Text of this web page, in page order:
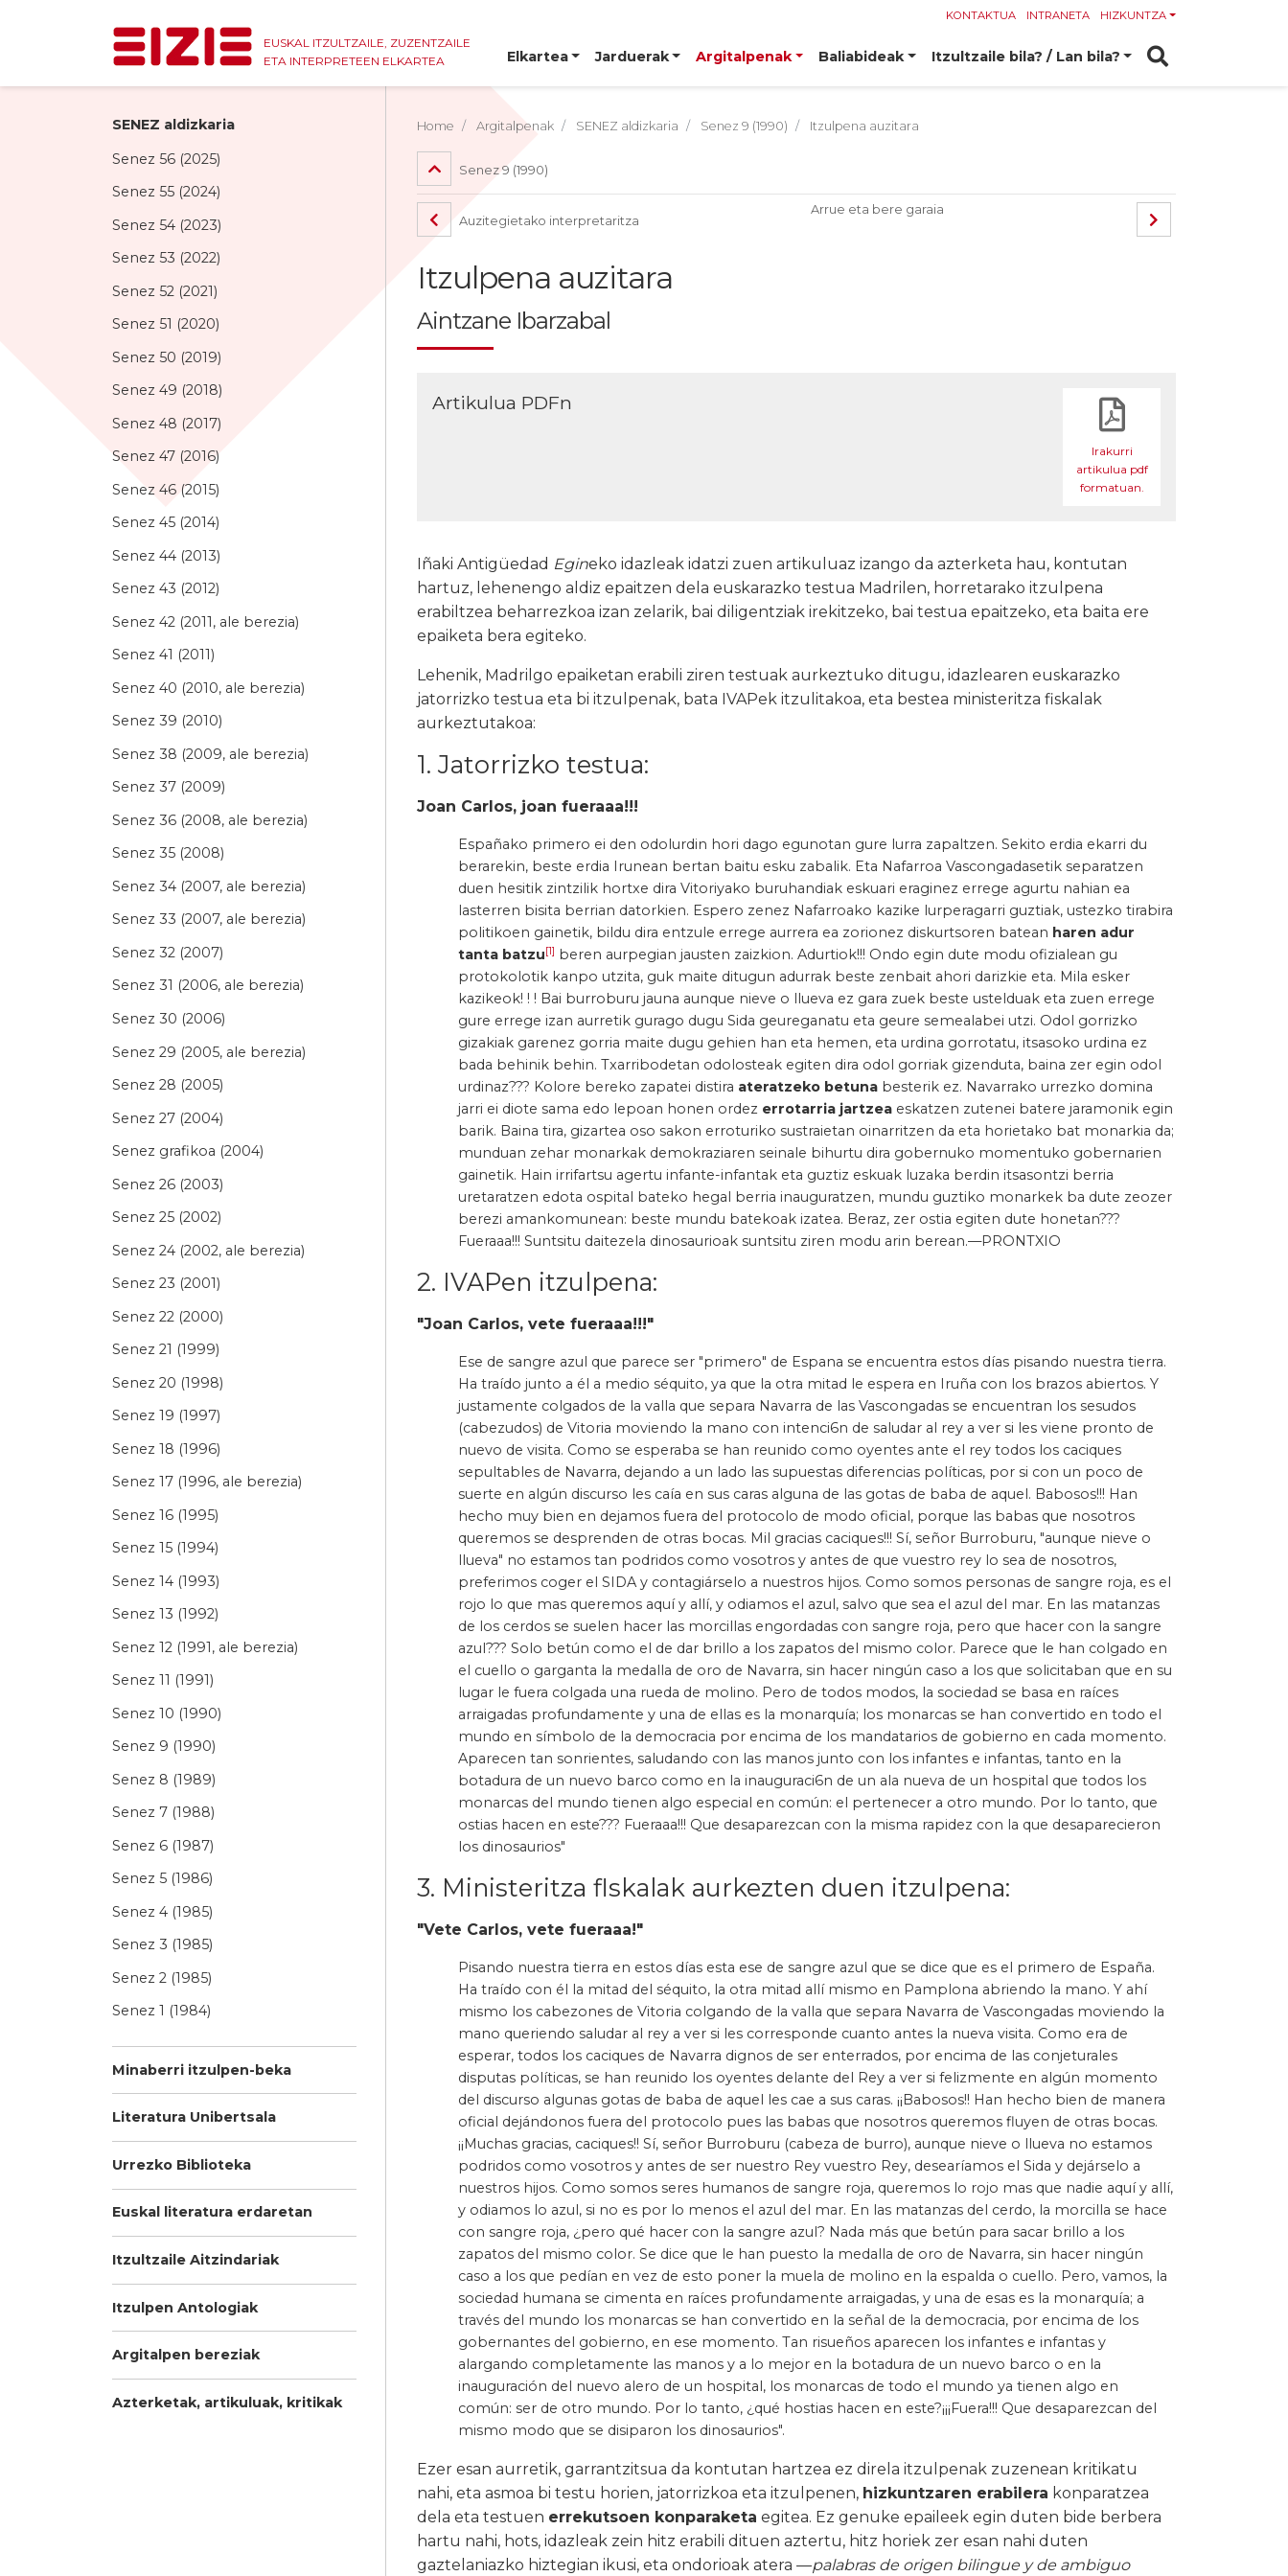
EUSKAL ITZULTZAILE, ZUZENTZAILE
ETA INTERPRETEEN ELKARTEA
KONTAKTUA INTRANETA HIZKUNTZA
Elkartea Jarduerak Argitalpenak Baliabideak Itzultzaile bila? / Lan bila?
SENEZ aldizkaria
Senez 56 (2025)
Senez 55 (2024)
Senez 54 (2023)
Senez 53 (2022)
Senez 52 (2021)
Senez 51 (2020)
Senez 50 (2019)
Senez 49 (2018)
Senez 48 (2017)
Senez 47 (2016)
Senez 46 (2015)
Senez 45 (2014)
Senez 44 (2013)
Senez 43 (2012)
Senez 42 (2011, ale berezia)
Senez 41 (2011)
Senez 40 (2010, ale berezia)
Senez 39 (2010)
Senez 38 (2009, ale berezia)
Senez 37 (2009)
Senez 36 (2008, ale berezia)
Senez 35 (2008)
Senez 34 (2007, ale berezia)
Senez 33 (2007, ale berezia)
Senez 32 (2007)
Senez 31 (2006, ale berezia)
Senez 30 (2006)
Senez 29 (2005, ale berezia)
Senez 28 (2005)
Senez 27 (2004)
Senez grafikoa (2004)
Senez 26 (2003)
Senez 25 (2002)
Senez 24 (2002, ale berezia)
Senez 23 (2001)
Senez 22 (2000)
Senez 21 (1999)
Senez 20 (1998)
Senez 19 (1997)
Senez 18 (1996)
Senez 17 (1996, ale berezia)
Senez 16 (1995)
Senez 15 (1994)
Senez 14 (1993)
Senez 13 (1992)
Senez 12 (1991, ale berezia)
Senez 11 (1991)
Senez 10 (1990)
Senez 9 (1990)
Senez 8 (1989)
Senez 7 (1988)
Senez 6 (1987)
Senez 5 (1986)
Senez 4 (1985)
Senez 3 (1985)
Senez 2 (1985)
Senez 1 (1984)
Minaberri itzulpen-beka
Literatura Unibertsala
Urrezko Biblioteka
Euskal literatura erdaretan
Itzultzaile Aitzindariak
Itzulpen Antologiak
Argitalpen bereziak
Azterketak, artikuluak, kritikak
Home Argitalpenak SENEZ aldizkaria Senez 9 (1990) Itzulpena auzitara
Senez 9 (1990)
Auzitegietako interpretaritza
Arrue eta bere garaia
Itzulpena auzitara
Aintzane Ibarzabal
Artikulua PDFn
Irakurri
artikulua pdf
formatuan.
Iñaki Antigüedad Egineko idazleak idatzi zuen artikuluaz izango da azterketa hau, kontutan
hartuz, lehenengo aldiz epaitzen dela euskarazko testua Madrilen, horretarako itzulpena
erabiltzea beharrezkoa izan zelarik, bai diligentziak irekitzeko, bai testua epaitzeko, eta baita ere
epaiketa bera egiteko.
Lehenik, Madrilgo epaiketan erabili ziren testuak aurkeztuko ditugu, idazlearen euskarazko
jatorrizko testua eta bi itzulpenak, bata IVAPek itzulitakoa, eta bestea ministeritza fiskalak
aurkeztutakoa:
1. Jatorrizko testua:
Joan Carlos, joan fueraaa!!!
Españako primero ei den odolurdin hori dago egunotan gure lurra zapaltzen. Sekito erdia ekarri du
berarekin, beste erdia Irunean bertan baitu esku zabalik. Eta Nafarroa Vascongadasetik separatzen
duen hesitik zintzilik hortxe dira Vitoriyako buruhandiak eskuari eraginez errege agurtu nahian ea
lasterren bisita berrian datorkien. Espero zenez Nafarroako kazike lurperagarri guztiak, ustezko tirabira
politikoen gainetik, bildu dira entzule errege aurrera ea zorionez diskurtsoren batean haren adur
tanta batzu[1] beren aurpegian jausten zaizkion. Adurtiok!!! Ondo egin dute modu ofizialean gu
protokolotik kanpo utzita, guk maite ditugun adurrak beste zenbait ahori darizkie eta. Mila esker
kazikeok! ! ! Bai burroburu jauna aunque nieve o llueva ez gara zuek beste ustelduak eta zuen errege
gure errege izan aurretik gurago dugu Sida geureganatu eta geure semealabei utzi. Odol gorrizko
gizakiak garenez gorria maite dugu gehien han eta hemen, eta urdina gorrotatu, itsasoko urdina ez
bada behinik behin. Txarribodetan odolosteak egiten dira odol gorriak gizenduta, baina zer egin odol
urdinaz??? Kolore bereko zapatei distira ateratzeko betuna besterik ez. Navarrako urrezko domina
jarri ei diote sama edo lepoan honen ordez errotarria jartzea eskatzen zutenei batere jaramonik egin
barik. Baina tira, gizartea oso sakon erroturiko sustraietan oinarritzen da eta horietako bat monarkia da;
munduan zehar monarkak demokraziaren seinale bihurtu dira gobernuko momentuko gobernarien
gainetik. Hain irrifartsu agertu infante-infantak eta guztiz eskuak luzaka berdin itsasontzi berria
uretaratzen edota ospital bateko hegal berria inauguratzen, mundu guztiko monarkek ba dute zeozer
berezi amankomunean: beste mundu batekoak izatea. Beraz, zer ostia egiten dute honetan???
Fueraaa!!! Suntsitu daitezela dinosaurioak suntsitu ziren modu arin berean.—PRONTXIO
2. IVAPen itzulpena:
"Joan Carlos, vete fueraaa!!!"
Ese de sangre azul que parece ser "primero" de Espana se encuentra estos días pisando nuestra tierra.
Ha traído junto a él a medio séquito, ya que la otra mitad le espera en Iruña con los brazos abiertos. Y
justamente colgados de la valla que separa Navarra de las Vascongadas se encuentran los sesudos
(cabezudos) de Vitoria moviendo la mano con intenci6n de saludar al rey a ver si les viene pronto de
nuevo de visita. Como se esperaba se han reunido como oyentes ante el rey todos los caciques
sepultables de Navarra, dejando a un lado las supuestas diferencias políticas, por si con un poco de
suerte en algún discurso les caía en sus caras alguna de las gotas de baba de aquel. Babosos!!! Han
hecho muy bien en dejamos fuera del protocolo de modo oficial, porque las babas que nosotros
queremos se desprenden de otras bocas. Mil gracias caciques!!! Sí, señor Burroburu, "aunque nieve o
llueva" no estamos tan podridos como vosotros y antes de que vuestro rey lo sea de nosotros,
preferimos coger el SIDA y contagiárselo a nuestros hijos. Como somos personas de sangre roja, es el
rojo lo que mas queremos aquí y allí, y odiamos el azul, salvo que sea el azul del mar. En las matanzas
de los cerdos se suelen hacer las morcillas engordadas con sangre roja, pero que hacer con la sangre
azul??? Solo betún como el de dar brillo a los zapatos del mismo color. Parece que le han colgado en
el cuello o garganta la medalla de oro de Navarra, sin hacer ningún caso a los que solicitaban que en su
lugar le fuera colgada una rueda de molino. Pero de todos modos, la sociedad se basa en raíces
arraigadas profundamente y una de ellas es la monarquía; los monarcas se han convertido en todo el
mundo en símbolo de la democracia por encima de los mandatarios de gobierno en cada momento.
Aparecen tan sonrientes, saludando con las manos junto con los infantes e infantas, tanto en la
botadura de un nuevo barco como en la inauguraci6n de un ala nueva de un hospital que todos los
monarcas del mundo tienen algo especial en común: el pertenecer a otro mundo. Por lo tanto, que
ostias hacen en este??? Fueraaa!!! Que desaparezcan con la misma rapidez con la que desaparecieron
los dinosaurios"
3. Ministeritza flskalak aurkezten duen itzulpena:
"Vete Carlos, vete fueraaa!"
Pisando nuestra tierra en estos días esta ese de sangre azul que se dice que es el primero de España.
Ha traído con él la mitad del séquito, la otra mitad allí mismo en Pamplona abriendo la mano. Y ahí
mismo los cabezones de Vitoria colgando de la valla que separa Navarra de Vascongadas moviendo la
mano queriendo saludar al rey a ver si les corresponde cuanto antes la nueva visita. Como era de
esperar, todos los caciques de Navarra dignos de ser enterrados, por encima de las conjeturales
disputas políticas, se han reunido los oyentes delante del Rey a ver si felizmente en algún momento
del discurso algunas gotas de baba de aquel les cae a sus caras. ¡¡Babosos!! Han hecho bien de manera
oficial dejándonos fuera del protocolo pues las babas que nosotros queremos fluyen de otras bocas.
¡¡Muchas gracias, caciques!! Sí, señor Burroburu (cabeza de burro), aunque nieve o llueva no estamos
podridos como vosotros y antes de ser nuestro Rey vuestro Rey, desearíamos el Sida y dejárselo a
nuestros hijos. Como somos seres humanos de sangre roja, queremos lo rojo mas que nadie aquí y allí,
y odiamos lo azul, si no es por lo menos el azul del mar. En las matanzas del cerdo, la morcilla se hace
con sangre roja, ¿pero qué hacer con la sangre azul? Nada más que betún para sacar brillo a los
zapatos del mismo color. Se dice que le han puesto la medalla de oro de Navarra, sin hacer ningún
caso a los que pedían en vez de esto poner la muela de molino en la espalda o cuello. Pero, vamos, la
sociedad humana se cimenta en raíces profundamente arraigadas, y una de esas es la monarquía; a
través del mundo los monarcas se han convertido en la señal de la democracia, por encima de los
gobernantes del gobierno, en ese momento. Tan risueños aparecen los infantes e infantas y
alargando completamente las manos y a lo mejor en la botadura de un nuevo barco o en la
inauguración del nuevo alero de un hospital, los monarcas de todo el mundo ya tienen algo en
común: ser de otro mundo. Por lo tanto, ¿qué hostias hacen en este?¡¡¡Fuera!!! Que desaparezcan del
mismo modo que se disiparon los dinosaurios".
Ezer esan aurretik, garrantzitsua da kontutan hartzea ez direla itzulpenak zuzenean kritikatu
nahi, eta asmoa bi testu horien, jatorrizkoa eta itzulpenen, hizkuntzaren erabilera konparatzea
dela eta testuen errekutsoen konparaketa egitea. Ez genuke epaileek egin duten bide berbera
hartu nahi, hots, idazleak zein hitz erabili dituen aztertu, hitz horiek zer esan nahi duten
gaztelaniazko hiztegian ikusi, eta ondorioak atera —palabras de origen bilingue y de ambiguo